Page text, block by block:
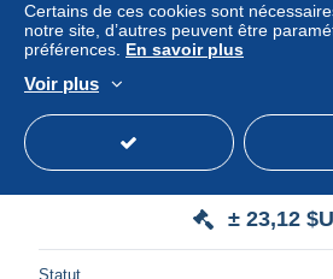
BOUCHES DU RHONE 13
RHONE - BAR DU CHALET -
± 23,12
Statut
Certains de ces cookies sont
notre site, d’autres peuvent être
préférences. En savoir plus
Voir plus